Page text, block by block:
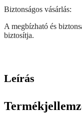
Biztonságos vásárlás:
A megbízható és
biztosítja.
Leírás